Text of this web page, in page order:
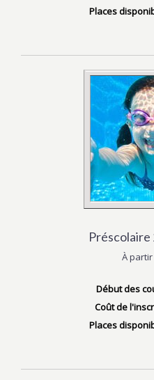
Places
Préscolaire
À
Début des
Coût de
Places